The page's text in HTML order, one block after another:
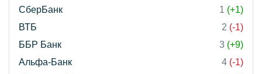
СберБанк 1 (+1)
ВТБ
2 (-1)
ББР Банк
3 (+9)
Альфа-Банк
4 (-1)